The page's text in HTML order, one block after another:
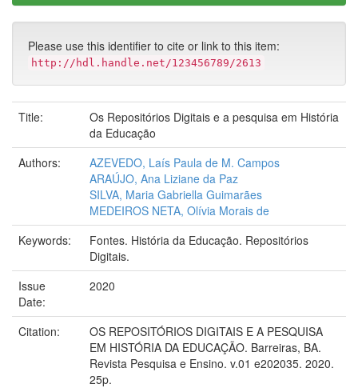
Please use this identifier to cite or link to this item:
http://hdl.handle.net/123456789/2613
Title:
Os Repositórios Digitais e a pesquisa em História
da Educação
Authors:
AZEVEDO, Laís Paula de M. Campos
ARAÚJO, Ana Liziane da Paz
SILVA, Maria Gabriella Guimarães
MEDEIROS NETA, Olívia Morais de
Keywords:
Fontes. História da Educação. Repositórios
Digitais.
Issue
Date:
2020
Citation:
OS REPOSITÓRIOS DIGITAIS E A PESQUISA
EM HISTÓRIA DA EDUCAÇÃO. Barreiras, BA.
Revista Pesquisa e Ensino. v.01 e202035. 2020.
25p.